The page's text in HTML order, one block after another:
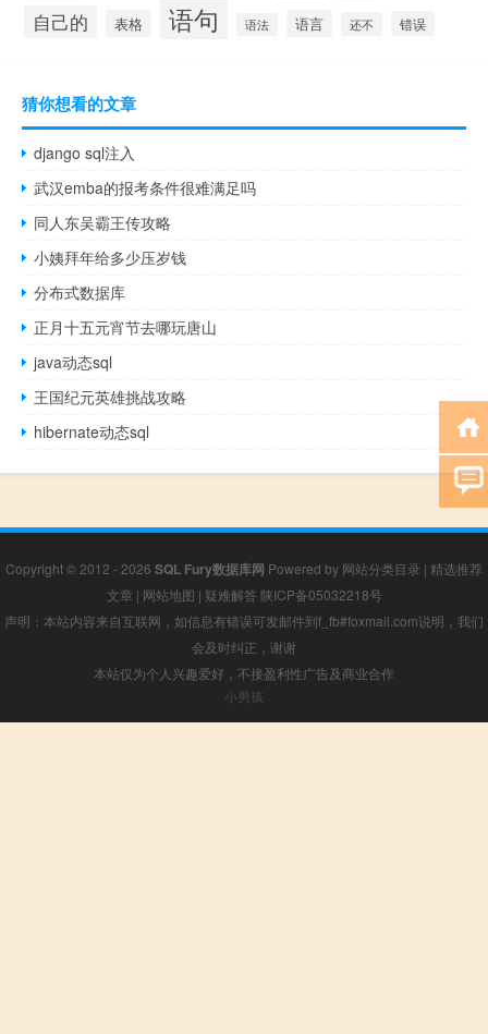
自己的 表格 语句 语法 语言 还不 错误
猜你想看的文章
django sql注入
武汉emba的报考条件很难满足吗
同人东吴霸王传攻略
小姨拜年给多少压岁钱
分布式数据库
正月十五元宵节去哪玩唐山
java动态sql
王国纪元英雄挑战攻略
hibernate动态sql
Copyright © 2012 - 2026 SQL Fury数据库网 Powered by 网站分类目录 | 精选推荐
文章 | 网站地图 | 疑难解答 陕ICP备05032218号
声明：本站内容来自互联网，如信息有错误可发邮件到f_fb#foxmail.com说明，我们
会及时纠正，谢谢
本站仅为个人兴趣爱好，不接盈利性广告及商业合作
小男孩